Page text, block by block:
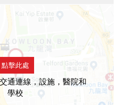
點擊此處
通連線，設施，醫院和
學校